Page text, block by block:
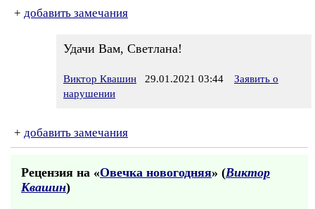
+ добавить замечания
Удачи Вам, Светлана!
Виктор Квашин 29.01.2021 03:44
Заявить о
нарушении
+ добавить замечания
Рецензия на «Овечка новогодняя» (Виктор
Квашин)